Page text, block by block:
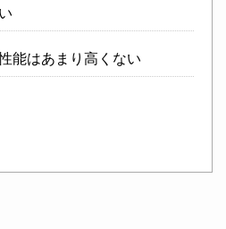
能はあまり高くない